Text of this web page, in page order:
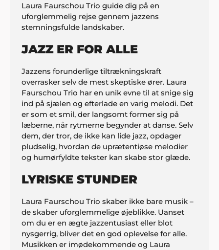
Laura Faurschou Trio guide dig på en
uforglemmelig rejse gennem jazzens
stemningsfulde landskaber.
JAZZ ER FOR ALLE
Jazzens forunderlige tiltrækningskraft
overrasker selv de mest skeptiske ører. Laura
Faurschou Trio har en unik evne til at snige sig
ind på sjælen og efterlade en varig melodi. Det
er som et smil, der langsomt former sig på
læberne, når rytmerne begynder at danse. Selv
dem, der tror, de ikke kan lide jazz, opdager
pludselig, hvordan de uprætentiøse melodier
og humørfyldte tekster kan skabe stor glæde.
LYRISKE STUNDER
Laura Faurschou Trio skaber ikke bare musik –
de skaber uforglemmelige øjeblikke. Uanset
om du er en ægte jazzentusiast eller blot
nysgerrig, bliver det en god oplevelse for alle.
Musikken er imødekommende og Laura